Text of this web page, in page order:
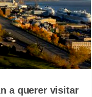
a querer visitar